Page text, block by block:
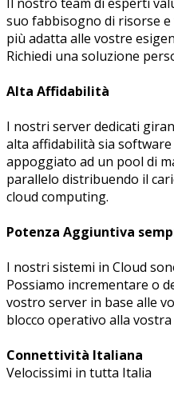
suo fabbisogno di risorse
più adatta alle vostre
Richiedi una soluzione
Alta Affidabilità
I nostri server dedicati
alta affidabilità sia
appoggiato ad un pool di
parallelo distribuendo il
cloud computing.
Potenza Aggiuntiva
I nostri sistemi in Cloud
Possiamo incrementare o
vostro server in base alle
blocco operativo alla
Connettività Italiana
Velocissimi in tutta Italia